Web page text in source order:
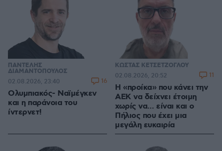
ΠΑΝΤΕΛΗΣ
ΔΙΑΜΑΝΤΟΠΟΥΛΟΣ
Ολυμπιακός- Ναϊμέγκεν
και η παράνοια του
ίντερνετ!
02.08.2026, 23:40 16
ΚΩΣΤΑΣ ΚΕΤΣΕΤΖΟΓΛΟΥ
Η «προίκα» που κάνει την
ΑΕΚ να δείχνει έτοιμη
χωρίς να… είναι και ο
Πήλιος που έχει μια
μεγάλη ευκαιρία
02.08.2026, 20:52 11